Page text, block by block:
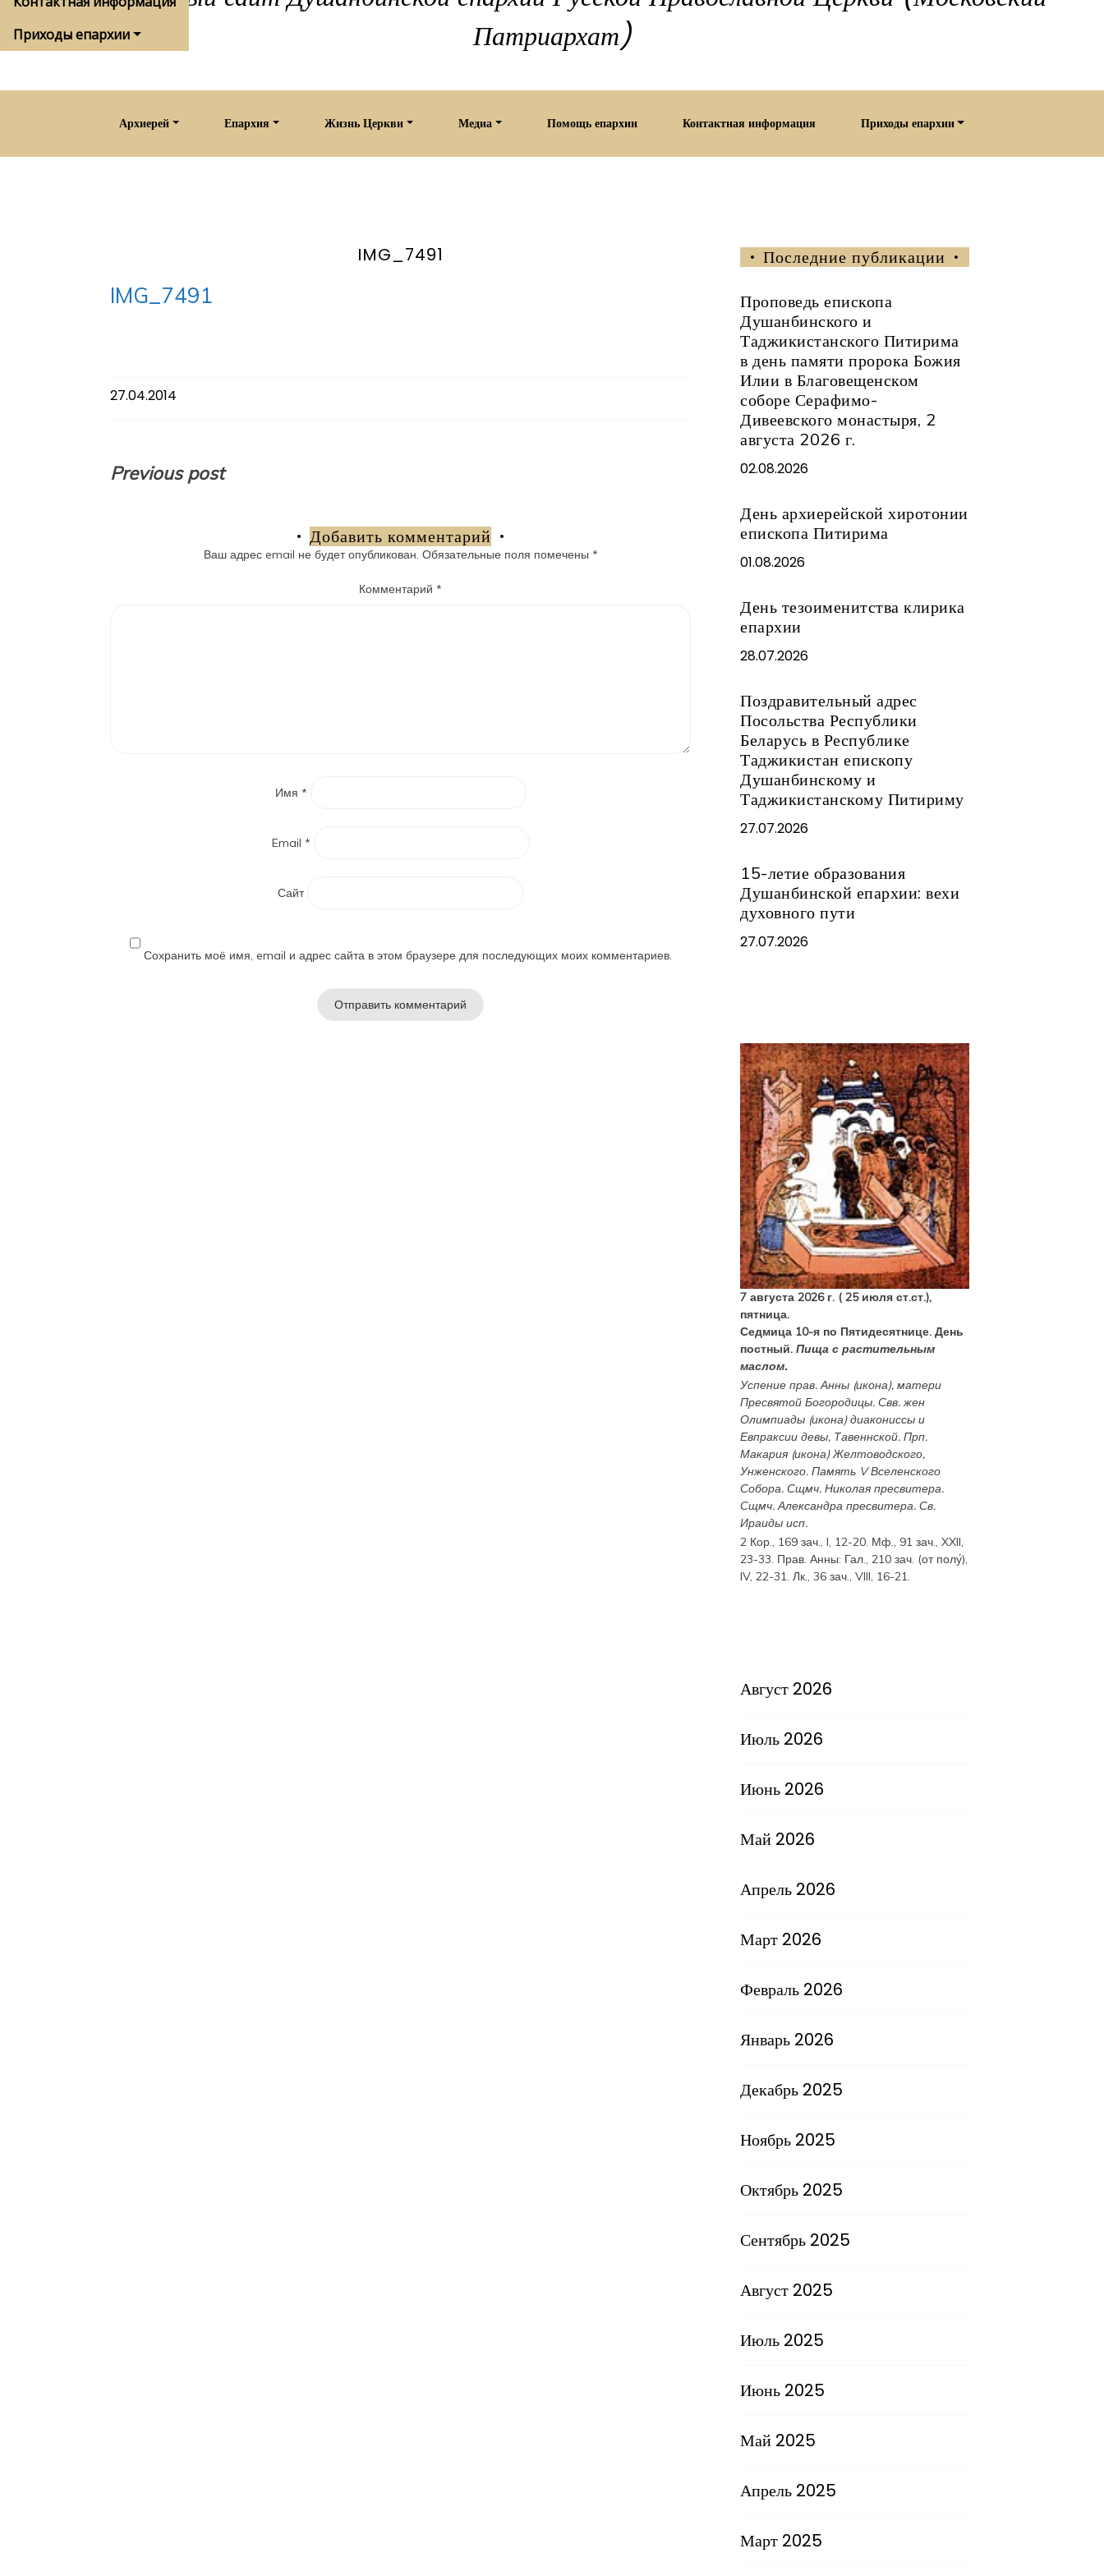
Патриархат)
Приходы епархии
Архиерей Епархия Жизнь Церкви Медиа Помощь епархии Контактная информация Приходы епархии
IMG_7491
IMG_7491
27.04.2014
Навигация
Previous post
Добавить комментарий
Ваш адрес email не будет опубликован. Обязательные поля помечены *
Комментарий*
Имя *
Email *
Сайт
Сохранить моё имя, email и адрес сайта в этом браузере для последующих моих комментариев.
Последние публикации
Проповедь епископа
Душанбинского и
Таджикистанского Питирима
в день памяти пророка Божия
Илии в Благовещенском
соборе Серафимо-
Дивеевского монастыря, 2
августа 2026 г.
02.08.2026
День архиерейской хиротонии
епископа Питирима
01.08.2026
День тезоименитства клирика
епархии
28.07.2026
Поздравительный адрес
Посольства Республики
Беларусь в Республике
Таджикистан епископу
Душанбинскому и
Таджикистанскому Питириму
27.07.2026
15-летие образования
Душанбинской епархии: вехи
духовного пути
27.07.2026
7 августа 2026 г. ( 25 июля ст.ст.),
пятница.
Седмица 10-я по Пятидесятнице. День
постный.Пища с растительным
маслом.
Успение прав.Анны (икона), матери
Пресвятой Богородицы. Свв. жен
Олимпиады (икона) диакониссы и
Евпраксии девы, Тавеннской. Прп.
Макария (икона) Желтоводского,
Унженского. Память V Вселенского
Собора. Сщмч.Николая пресвитера.
Сщмч.Александра пресвитера. Св.
Ираиды исп.
2 Кор., 169 зач., I, 12-20. Мф., 91 зач., XXII,
23-33. Прав. Анны: Гал., 210 зач. (от полу́),
IV, 22-31. Лк., 36 зач., VIII, 16-21.
Август 2026
Июль 2026
Июнь 2026
Май 2026
Апрель 2026
Март 2026
Февраль 2026
Январь 2026
Декабрь 2025
Ноябрь 2025
Октябрь 2025
Сентябрь 2025
Август 2025
Июль 2025
Июнь 2025
Май 2025
Апрель 2025
Март 2025